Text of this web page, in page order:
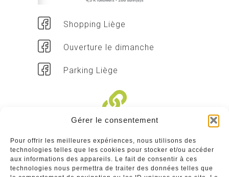
Gérer le consentement
Pour offrir les meilleures expériences, nous utilisons des
technologies telles que les cookies pour stocker et/ou accéder
aux informations des appareils. Le fait de consentir à ces
technologies nous permettra de traiter des données telles que
Shopping Liège
Ouverture le dimanche
Parking Liège
Commerçants
Annuaire des commerçants : insérez gratuitement